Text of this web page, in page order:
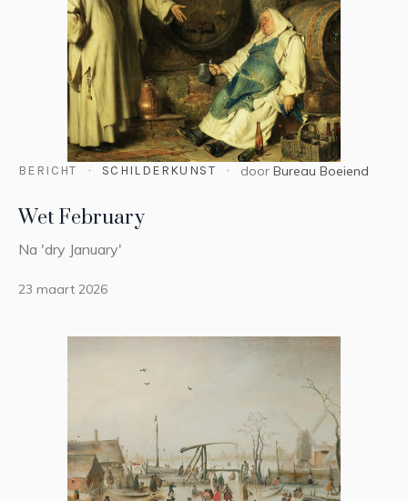
BERICHT SCHILDERKUNST doorBureau Boeiend
Wet February
Na 'dry January'
23 maart 2026